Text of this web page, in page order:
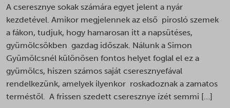
A cseresznye sokak számára egyet jelent a nyár
kezdetével. Amikor megjelennek az első pirosló szemek
a fákon, tudjuk, hogy hamarosan itt a napsütéses,
gyümölcsökben gazdag időszak. Nálunk a Simon
Gyümölcsnél különösen fontos helyet foglal el ez a
gyümölcs, hiszen számos saját cseresznyefával
rendelkezünk, amelyek ilyenkor roskadoznak a zamatos
terméstől. A frissen szedett cseresznye ízét semmi […]
ywsl_wp_session
mhcookie
sbjs_current_add
sbjs_first_add
sbjs_migrations
sbjs_session
_gcl_ag
_gcl_gb
_pandectes_gdpr
_vwo_ds
_vwo_sn